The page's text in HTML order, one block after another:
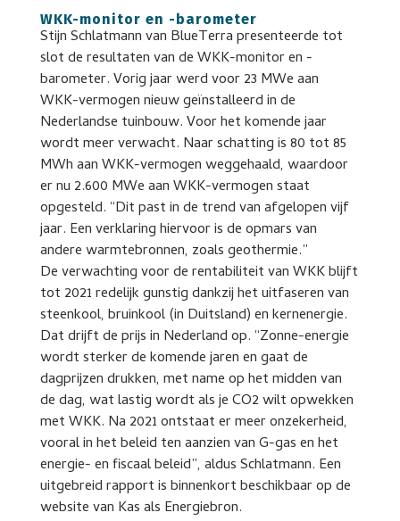
WKK-monitor en -barometer
Stijn Schlatmann van BlueTerra presenteerde tot
slot de resultaten van de WKK-monitor en -
barometer. Vorig jaar werd voor 23 MWe aan
WKK-vermogen nieuw geïnstalleerd in de
Nederlandse tuinbouw. Voor het komende jaar
wordt meer verwacht. Naar schatting is 80 tot 85
MWh aan WKK-vermogen weggehaald, waardoor
er nu 2.600 MWe aan WKK-vermogen staat
opgesteld. “Dit past in de trend van afgelopen vijf
jaar. Een verklaring hiervoor is de opmars van
andere warmtebronnen, zoals geothermie.”
De verwachting voor de rentabiliteit van WKK blijft
tot 2021 redelijk gunstig dankzij het uitfaseren van
steenkool, bruinkool (in Duitsland) en kernenergie.
Dat drijft de prijs in Nederland op. “Zonne-energie
wordt sterker de komende jaren en gaat de
dagprijzen drukken, met name op het midden van
de dag, wat lastig wordt als je CO2 wilt opwekken
met WKK. Na 2021 ontstaat er meer onzekerheid,
vooral in het beleid ten aanzien van G-gas en het
energie- en fiscaal beleid”, aldus Schlatmann. Een
uitgebreid rapport is binnenkort beschikbaar op de
website van Kas als Energiebron.